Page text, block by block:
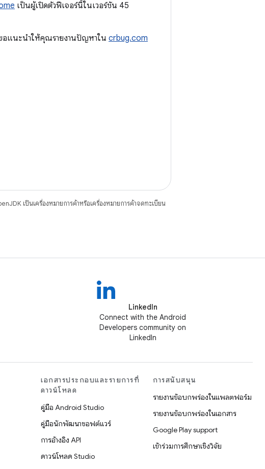
เป็นผู้เปิดตัวฟีเจอร์นี้ในเวอร์ชัน 45
ขอแนะนำให้คุณรายงานปัญหาใน crbug.com
เป็นเครื่องหมายการค้าหรือเครื่องหมายการค้าจดทะเบียน
LinkedIn
Connect with the Android
Developers community on
LinkedIn
เอกสารประกอบและรายการที่
ดาวน์โหลด
คู่มือ Android Studio
คู่มือนักพัฒนาซอฟต์แวร์
การอ้างอิง API
ดาวน์โหลด Studio
การสนับสนุน
รายงานข้อบกพร่องในแพลตฟอร์ม
รายงานข้อบกพร่องในเอกสาร
Google Play support
เข้าร่วมการศึกษาเชิงวิจัย